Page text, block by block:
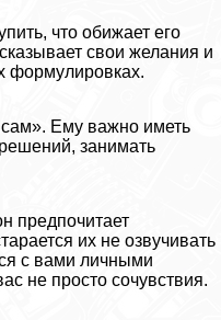
что обижает его
свои желания и
формулировках.
Ему важно иметь
занимать
предпочитает
их не озвучивать
с вами личными
не просто сочувствия.